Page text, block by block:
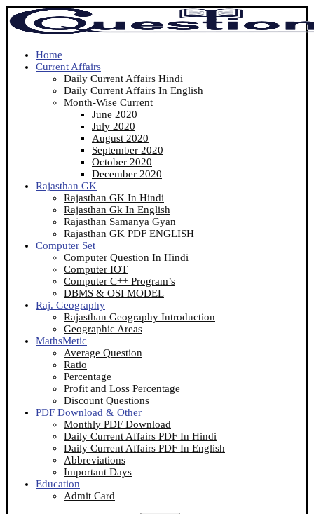
Home
Current Affairs
Daily Current Affairs Hindi
Daily Current Affairs In English
Month-Wise Current
June 2020
July 2020
August 2020
September 2020
October 2020
December 2020
Rajasthan GK
Rajasthan GK In Hindi
Rajasthan Gk In English
Rajasthan Samanya Gyan
Rajasthan GK PDF ENGLISH
Computer Set
Computer Question In Hindi
Computer IOT
Computer C++ Program’s
DBMS & OSI MODEL
Raj. Geography
Rajasthan Geography Introduction
Geographic Areas
MathsMetic
Average Question
Ratio
Percentage
Profit and Loss Percentage
Discount Questions
PDF Download & Other
Monthly PDF Download
Daily Current Affairs PDF In Hindi
Daily Current Affairs PDF In English
Abbreviations
Important Days
Education
Admit Card